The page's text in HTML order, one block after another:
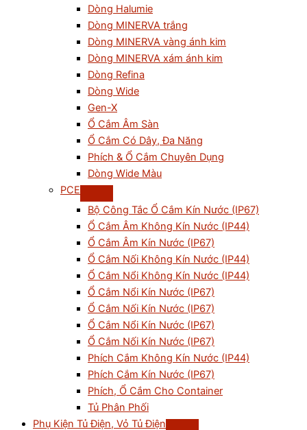
Dòng Halumie
Dòng MINERVA trắng
Dòng MINERVA vàng ánh kim
Dòng MINERVA xám ánh kim
Dòng Refina
Dòng Wide
Gen-X
Ổ Cắm Âm Sàn
Ổ Cắm Có Dây, Đa Năng
Phích & Ổ Cắm Chuyên Dụng
Dòng Wide Màu
PCE
Bộ Công Tắc Ổ Cắm Kín Nước (IP67)
Ổ Cắm Âm Không Kín Nước (IP44)
Ổ Cắm Âm Kín Nước (IP67)
Ổ Cắm Nối Không Kín Nước (IP44)
Ổ Cắm Nổi Không Kín Nước (IP44)
Ổ Cắm Nổi Kín Nước (IP67)
Ổ Cắm Nối Kín Nước (IP67)
Ổ Cắm Nổi Kín Nước (IP67)
Ổ Cắm Nối Kín Nước (IP67)
Phích Cắm Không Kín Nước (IP44)
Phích Cắm Kín Nước (IP67)
Phích, Ổ Cắm Cho Container
Tủ Phân Phối
Phụ Kiện Tủ Điện, Vỏ Tủ Điện